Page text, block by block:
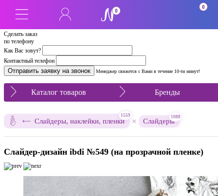
Сделать заказ
по телефону
Как Вас зовут?
Контактный телефон
Менеджер свяжется с Вами в течение 10-ти минут!
0
0
Каталог товаров Бренды
Слайдеры, наклейки, пленки
1559
× Слайдеры
1088
Слайдер-дизайн ibdi №549 (на прозрачной пленке)